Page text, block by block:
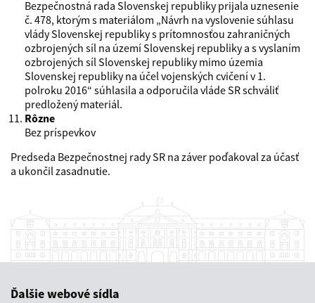
Bezpečnostná rada Slovenskej republiky prijala uznesenie
č. 478, ktorým s materiálom „Návrh na vyslovenie súhlasu
vlády Slovenskej republiky s prítomnosťou zahraničných
ozbrojených síl na území Slovenskej republiky a s vyslaním
ozbrojených síl Slovenskej republiky mimo územia
Slovenskej republiky na účel vojenských cvičení v 1.
polroku 2016“ súhlasila a odporučila vláde SR schváliť
predložený materiál.
Rôzne
Bez príspevkov
Predseda Bezpečnostnej rady SR na záver poďakoval za účasť
a ukončil zasadnutie.
Ďalšie webové sídla